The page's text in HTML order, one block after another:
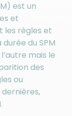
est un
et
les règles et
du SPM
mais le
des
ou